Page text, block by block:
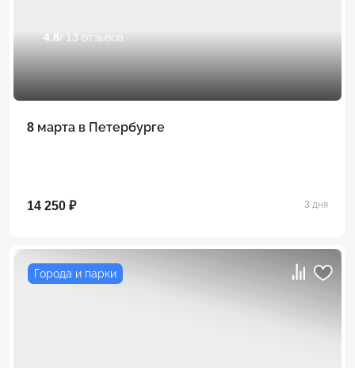
4.8/ 13 отзывов
8 марта в Петербурге
14 250 ₽ 3 дня
Города и парки